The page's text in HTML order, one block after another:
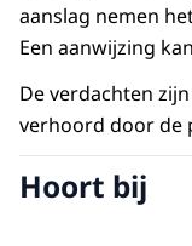
aanslag nemen
Een aanwijzing
De verdachten
verhoord door de
Hoort bij